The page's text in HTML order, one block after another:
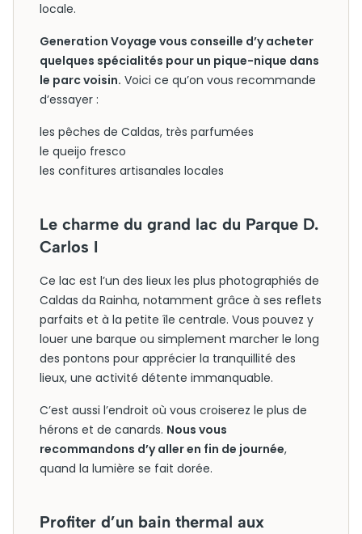
locale.
Generation Voyage vous conseille d’y acheter
quelques spécialités pour un pique-nique dans
le parc voisin. Voici ce qu’on vous recommande
d’essayer :
les pêches de Caldas, très parfumées
le queijo fresco
les confitures artisanales locales
Le charme du grand lac du Parque D.
Carlos I
Ce lac est l’un des lieux les plus photographiés de
Caldas da Rainha, notamment grâce à ses reflets
parfaits et à la petite île centrale. Vous pouvez y
louer une barque ou simplement marcher le long
des pontons pour apprécier la tranquillité des
lieux, une activité détente immanquable.
C’est aussi l’endroit où vous croiserez le plus de
hérons et de canards. Nous vous
recommandons d’y aller en fin de journée,
quand la lumière se fait dorée.
Profiter d’un bain thermal aux